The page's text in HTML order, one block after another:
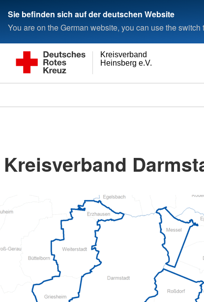
Sie befinden sich auf der deutschen Website
You are on the German website, you can use the
Heinsberg e.V.
Kreisverband
Kreisverband